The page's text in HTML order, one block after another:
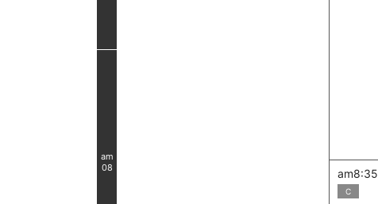
am
08
am8:35
C